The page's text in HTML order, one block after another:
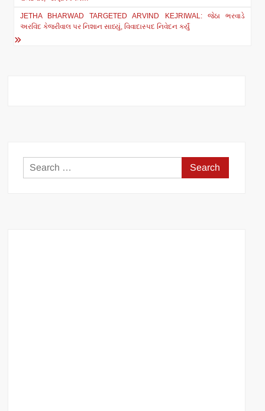
p
p
o
o
JETHA BHARWAD TARGETED ARVIND KEJRIWAL: જેઠા ભરવાડે
અરવિંદ કેજરીવાલ પર નિશાન સાધ્યું, વિવાદાસ્પદ નિવેદન કર્યું
Search